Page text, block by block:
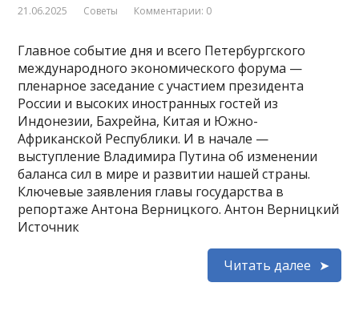
21.06.2025 Советы Комментарии: 0
Главное событие дня и всего Петербургского
международного экономического форума —
пленарное заседание с участием президента
России и высоких иностранных гостей из
Индонезии, Бахрейна, Китая и Южно-
Африканской Республики. И в начале —
выступление Владимира Путина об изменении
баланса сил в мире и развитии нашей страны.
Ключевые заявления главы государства в
репортаже Антона Верницкого. Антон Верницкий
Источник
Читать далее